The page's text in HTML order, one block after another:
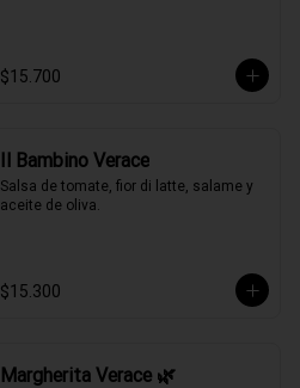
$15.700
Il Bambino Verace
Salsa de tomate, fior di latte, salame y
aceite de oliva.
$15.300
Margherita Verace 🌿